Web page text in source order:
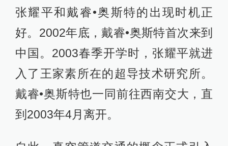
张耀平和戴睿•奥斯特的出现时机正
好。2002年底，戴睿•奥斯特首次来到
中国。2003春季开学时，张耀平就进
入了王家素所在的超导技术研究所。
戴睿•奥斯特也一同前往西南交大，直
到2003年4月离开。